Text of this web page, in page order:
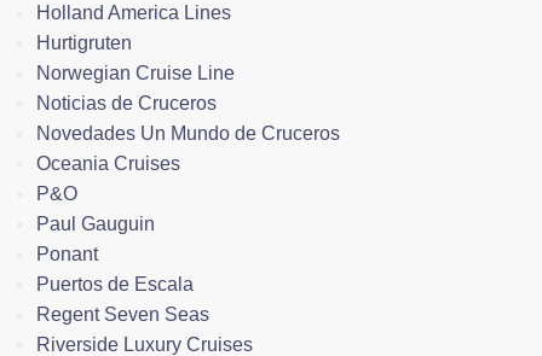
Holland America Lines
Hurtigruten
Norwegian Cruise Line
Noticias de Cruceros
Novedades Un Mundo de Cruceros
Oceania Cruises
P&O
Paul Gauguin
Ponant
Puertos de Escala
Regent Seven Seas
Riverside Luxury Cruises